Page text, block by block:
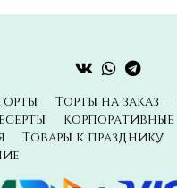
Торты на заказ
Корпоративные
Товары к празднику